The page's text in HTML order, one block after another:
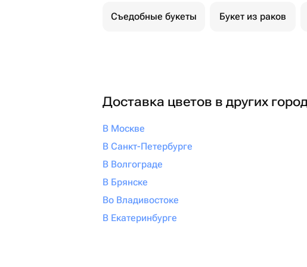
Съедобные букеты Букет из раков
Доставка цветов в других
В Москве
В Санкт-Петербурге
В Волгограде
В Брянске
Во Владивостоке
В Екатеринбурге